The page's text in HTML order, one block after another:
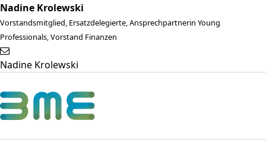
Nadine Krolewski
Vorstandsmitglied, Ersatzdelegierte, Ansprechpartnerin Young
Professionals, Vorstand Finanzen
Nadine Krolewski